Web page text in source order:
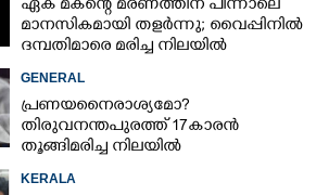
ഏക മകന്റെ മരണത്തിന് പിന്നാലെ
മാനസികമായി തളർന്നു; വൈപ്പിനിൽ
ദമ്പതിമാരെ മരിച്ച നിലയിൽ
കണ്ടെത്തി
GENERAL
പ്രണയനെെരാശ്യമോ?
തിരുവനന്തപുരത്ത് 17കാരൻ
തൂങ്ങിമരിച്ച നിലയിൽ
KERALA